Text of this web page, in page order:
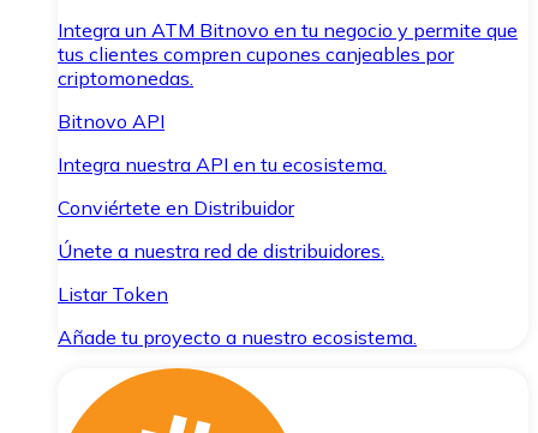
Integra un ATM Bitnovo en tu negocio y permite que
tus clientes compren cupones canjeables por
criptomonedas.
Bitnovo API
Integra nuestra API en tu ecosistema.
Conviértete en Distribuidor
Únete a nuestra red de distribuidores.
Listar Token
Añade tu proyecto a nuestro ecosistema.